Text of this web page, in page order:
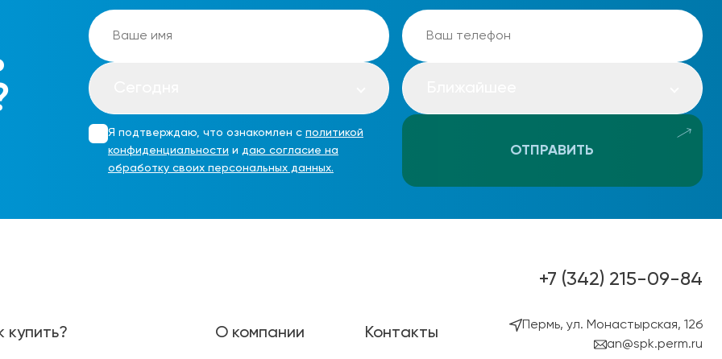
Я подтверждаю, что ознакомлен с политикой
конфиденциальности и даю согласие на
обработку своих персональных данных.
ОТПРАВИТЬ
+7 (342) 215-09-84
купить? О компании Контакты
Пермь, ул. Монастырская, 12б
an@spk.perm.ru